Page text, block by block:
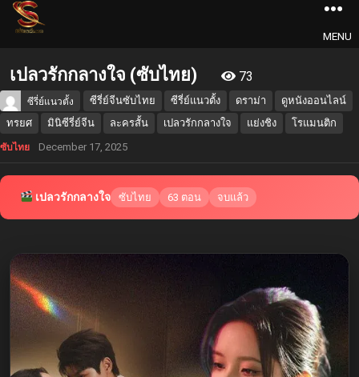
MENU
เปลวรักกลางใจ (ซับไทย) 73
ซีรี่ย์แนวตั้ง ซีรี่ย์จีนซับไทย ซีรี่ย์แนวตั้ง ดราม่า
ดูหนังออนไลน์
ทรยศ
มินิซีรี่ย์จีน ละครสั้น เปลวรักกลางใจ แย่งชิง โรแมนติก
ซับไทย December 17, 2025
เปลวรักกลางใจ ซับไทย 63 ตอน จบแล้ว